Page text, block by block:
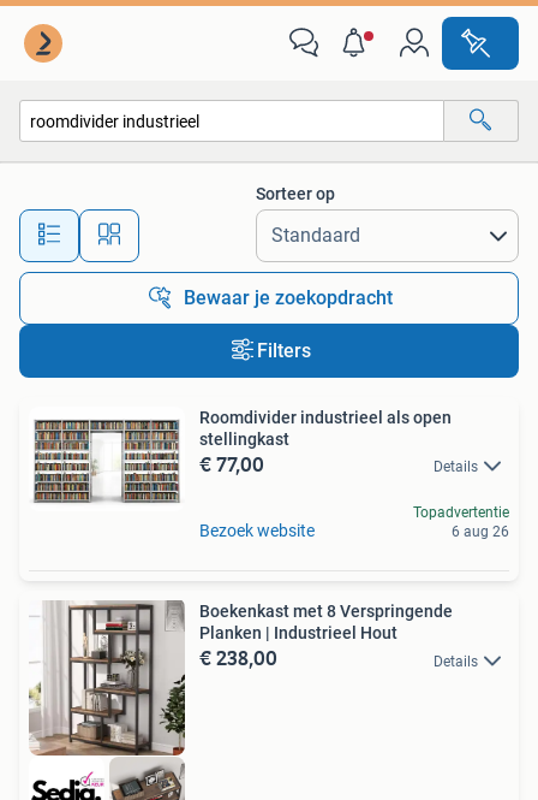
Alle afstanden…
Sorteer op
Bewaar je zoekopdracht
Filters
Roomdivider industrieel als open
stellingkast
€ 77,00 Details
Bezoek website
Topadvertentie
6 aug 26
Boekenkast met 8 Verspringende
Planken | Industrieel Hout
€ 238,00 Details